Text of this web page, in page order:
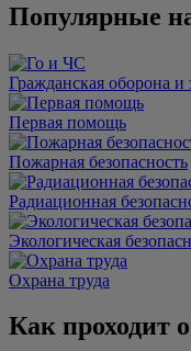
Популярные
Гражданская оборона
Первая помощь
Пожарная безопасность
Радиационная
Экологическая
Охрана труда
Как проходит